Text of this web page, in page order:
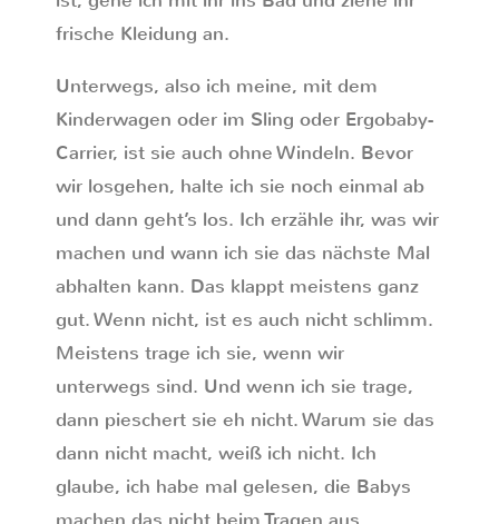
frische Kleidung an.
Unterwegs, also ich meine, mit dem
Kinderwagen oder im Sling oder Ergobaby-
Carrier, ist sie auch ohne Windeln. Bevor
wir losgehen, halte ich sie noch einmal ab
und dann geht’s los. Ich erzähle ihr, was wir
machen und wann ich sie das nächste Mal
abhalten kann. Das klappt meistens ganz
gut. Wenn nicht, ist es auch nicht schlimm.
Meistens trage ich sie, wenn wir
unterwegs sind. Und wenn ich sie trage,
dann pieschert sie eh nicht. Warum sie das
dann nicht macht, weiß ich nicht. Ich
glaube, ich habe mal gelesen, die Babys